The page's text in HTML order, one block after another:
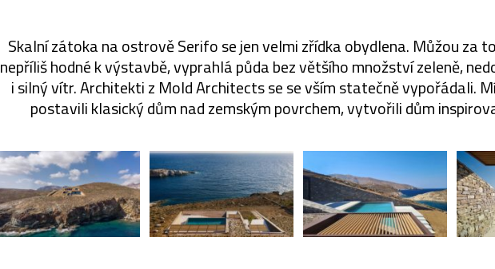
Skalní zátoka na ostrově Serifo se jen velmi zřídka obydlena. Můžou za
nepříliš hodné k výstavbě, vyprahlá půda bez většího množství zeleně,
i silný vítr. Architekti z Mold Architects se se vším statečně vypořádali.
postavili klasický dům nad zemským povrchem, vytvořili dům